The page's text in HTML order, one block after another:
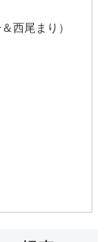
西尾まり）